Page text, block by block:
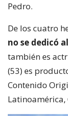
Pedro.
De los cuatro
no se dedicó
también es
(53) es
Contenido
Latinoamérica,